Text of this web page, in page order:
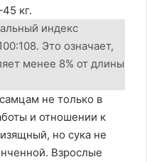
кг.
индекс
Это означает,
менее 8% от длины
не только в
и отношении к
но сука не
Взрослые